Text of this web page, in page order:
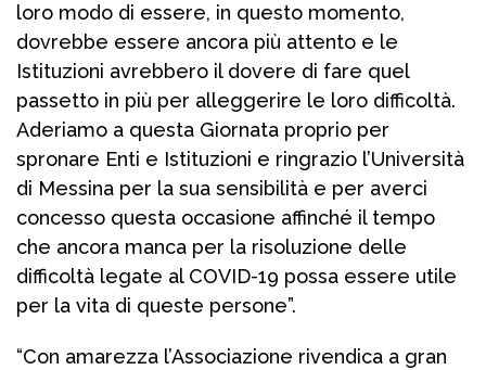
loro modo di essere, in questo momento,
dovrebbe essere ancora più attento e le
Istituzioni avrebbero il dovere di fare quel
passetto in più per alleggerire le loro difficoltà.
Aderiamo a questa Giornata proprio per
spronare Enti e Istituzioni e ringrazio l’Università
di Messina per la sua sensibilità e per averci
concesso questa occasione affinché il tempo
che ancora manca per la risoluzione delle
difficoltà legate al COVID-19 possa essere utile
per la vita di queste persone”.
“Con amarezza l’Associazione rivendica a gran